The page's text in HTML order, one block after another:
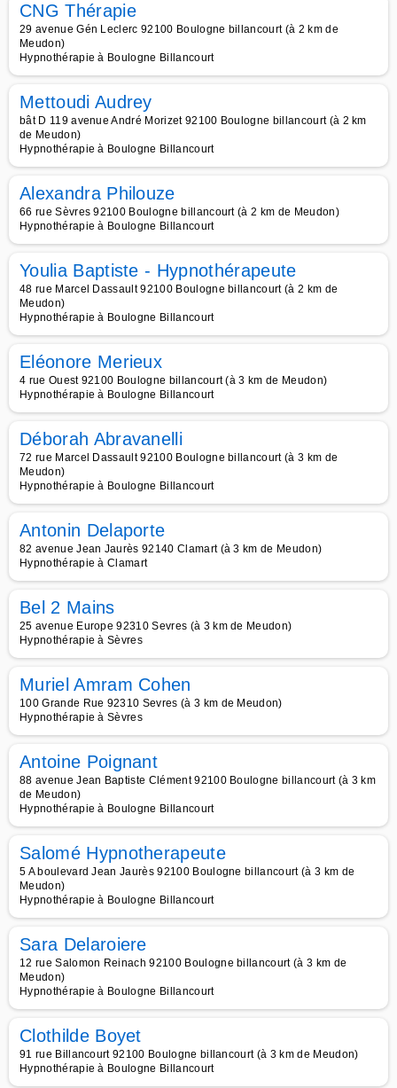
CNG Thérapie
29 avenue Gén Leclerc 92100 Boulogne billancourt (à 2 km de
Meudon)
Hypnothérapie à Boulogne Billancourt
Mettoudi Audrey
bât D 119 avenue André Morizet 92100 Boulogne billancourt (à 2 km
de Meudon)
Hypnothérapie à Boulogne Billancourt
Alexandra Philouze
66 rue Sèvres 92100 Boulogne billancourt (à 2 km de Meudon)
Hypnothérapie à Boulogne Billancourt
Youlia Baptiste - Hypnothérapeute
48 rue Marcel Dassault 92100 Boulogne billancourt (à 2 km de
Meudon)
Hypnothérapie à Boulogne Billancourt
Eléonore Merieux
4 rue Ouest 92100 Boulogne billancourt (à 3 km de Meudon)
Hypnothérapie à Boulogne Billancourt
Déborah Abravanelli
72 rue Marcel Dassault 92100 Boulogne billancourt (à 3 km de
Meudon)
Hypnothérapie à Boulogne Billancourt
Antonin Delaporte
82 avenue Jean Jaurès 92140 Clamart (à 3 km de Meudon)
Hypnothérapie à Clamart
Bel 2 Mains
25 avenue Europe 92310 Sevres (à 3 km de Meudon)
Hypnothérapie à Sèvres
Muriel Amram Cohen
100 Grande Rue 92310 Sevres (à 3 km de Meudon)
Hypnothérapie à Sèvres
Antoine Poignant
88 avenue Jean Baptiste Clément 92100 Boulogne billancourt (à 3 km
de Meudon)
Hypnothérapie à Boulogne Billancourt
Salomé Hypnotherapeute
5 A boulevard Jean Jaurès 92100 Boulogne billancourt (à 3 km de
Meudon)
Hypnothérapie à Boulogne Billancourt
Sara Delaroiere
12 rue Salomon Reinach 92100 Boulogne billancourt (à 3 km de
Meudon)
Hypnothérapie à Boulogne Billancourt
Clothilde Boyet
91 rue Billancourt 92100 Boulogne billancourt (à 3 km de Meudon)
Hypnothérapie à Boulogne Billancourt